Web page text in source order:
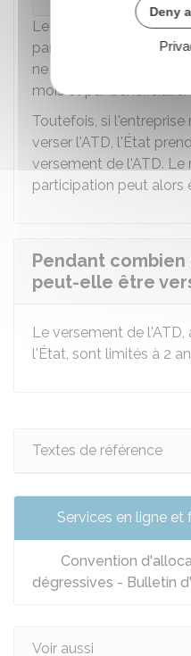
Le financement de
par l'entreprise et l'État.
ne peut pas dépasser
mois et par bénéficiaire.
Toutefois, si
verser l'ATD, l'État
versement de l'ATD.
participation peut alors
Pendant combien
peut-elle être
Le versement de
l'État, sont limités à 2
Textes de référence
Services en ligne et
Convention
dégressives - Bulletin
Voir aussi
Deny